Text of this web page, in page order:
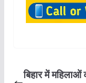
बिहार में